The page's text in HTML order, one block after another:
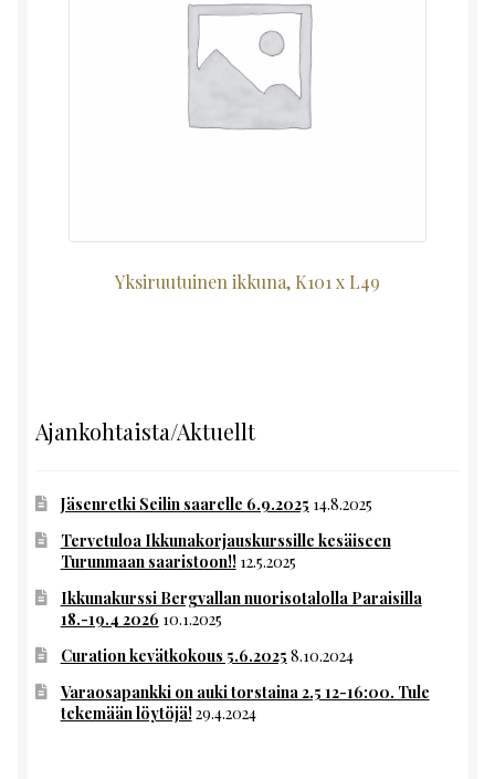
Yksiruutuinen ikkuna, K101 x L49
Ajankohtaista/Aktuellt
Jäsenretki Seilin saarelle 6.9.2025 14.8.2025
Tervetuloa Ikkunakorjauskurssille kesäiseen
Turunmaan saaristoon!! 12.5.2025
Ikkunakurssi Bergvallan nuorisotalolla Paraisilla
18.-19.4 2026 10.1.2025
Curation kevätkokous 5.6.2025 8.10.2024
Varaosapankki on auki torstaina 2.5 12-16:00. Tule
tekemään löytöjä!29.4.2024